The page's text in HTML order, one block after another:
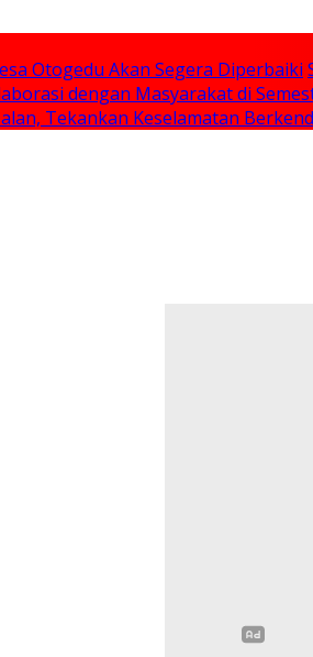
Otogedu Akan Segera Diperbaiki
dengan Masyarakat di
Tekankan Keselamatan